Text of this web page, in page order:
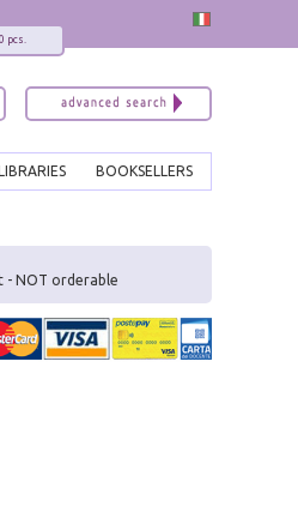
pcs.
BOOKSELLERS
LIBRARIES
NOT orderable
x
novità, potrai
desideri.